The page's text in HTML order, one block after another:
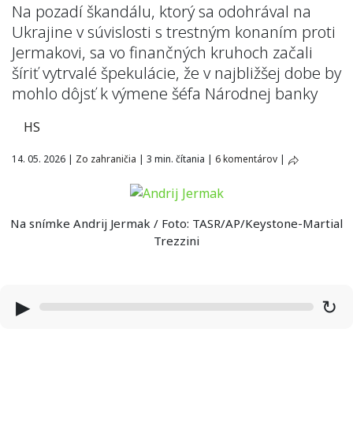
Na pozadí škandálu, ktorý sa odohrával na
Ukrajine v súvislosti s trestným konaním proti
Jermakovi, sa vo finančných kruhoch začali
šíriť vytrvalé špekulácie, že v najbližšej dobe by
mohlo dôjsť k výmene šéfa Národnej banky
HS
14. 05. 2026 | Zo zahraničia | 3 min. čítania | 6 komentárov |
Na snímke Andrij Jermak / Foto: TASR/AP/Keystone-Martial
Trezzini
▶ ↻